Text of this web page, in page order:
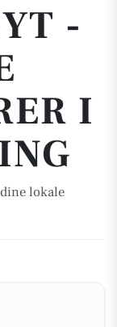
-
I
lokale